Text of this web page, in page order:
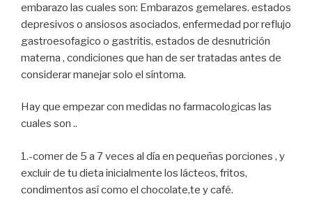
embarazo las cuales son: Embarazos gemelares. estados
depresivos o ansiosos asociados, enfermedad por reflujo
gastroesofagico o gastritis, estados de desnutrición
materna , condiciones que han de ser tratadas antes de
considerar manejar solo el síntoma.
Hay que empezar con medidas no farmacologicas las
cuales son ..
1.-comer de 5 a 7 veces al día en pequeñas porciones , y
excluir de tu dieta inicialmente los lácteos, fritos,
condimentos así como el chocolate,te y café.